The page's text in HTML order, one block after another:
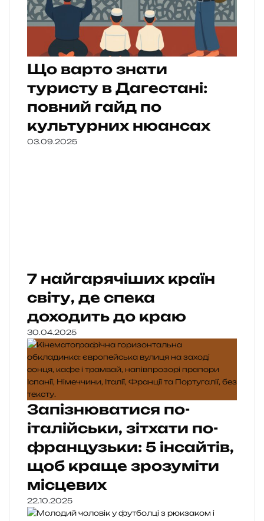
Що варто знати
туристу в Дагестані:
повний гайд по
культурних нюансах
03.09.2025
7 найгарячіших країн
світу, де спека
доходить до краю
30.04.2025
Запізнюватися по-
італійськи, зітхати по-
французьки: 5 інсайтів,
щоб краще зрозуміти
місцевих
22.10.2025